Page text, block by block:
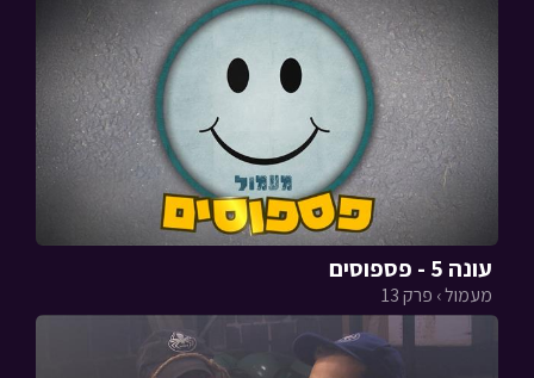
עונה 5 - פספוסים
מעמול › פרק 13